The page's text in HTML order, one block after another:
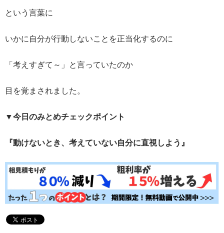
という言葉に
いかに自分が行動しないことを正当化するのに
「考えすぎて～」と言っていたのか
目を覚まされました。
▼今日のみとめチェックポイント
『動けないとき、考えていない自分に直視しよう』